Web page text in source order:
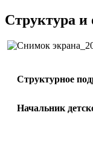
Структура и
Структурное
Начальник